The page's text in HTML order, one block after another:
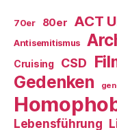
70er 80er ACT
Antisemitismus
Cruising CSD
Gedenken
Lebensführung